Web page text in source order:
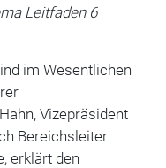
Leitfaden 6
im Wesentlichen
Vizepräsident
Bereichsleiter
erklärt den